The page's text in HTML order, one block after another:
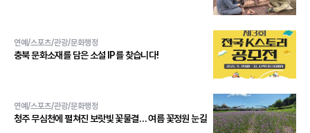
연예/스포츠/관광/문화행정
충북 문화소재를 담은 소설 IP를 찾습니다!
연예/스포츠/관광/문화행정
청주 무심천에 펼쳐진 보랏빛 꽃물결… 여름 꽃정원 눈길